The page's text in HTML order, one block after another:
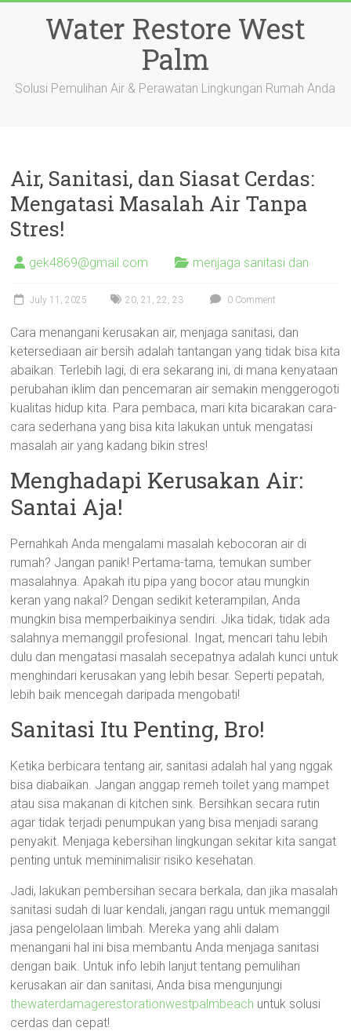
Water Restore West
Palm
Solusi Pemulihan Air & Perawatan Lingkungan Rumah Anda
Air, Sanitasi, dan Siasat Cerdas:
Mengatasi Masalah Air Tanpa
Stres!
gek4869@gmail.com menjaga sanitasi dan
July 11, 2025 20,21 ,22 ,23 0 Comment
Cara menangani kerusakan air, menjaga sanitasi, dan
ketersediaan air bersih adalah tantangan yang tidak bisa kita
abaikan. Terlebih lagi, di era sekarang ini, di mana kenyataan
perubahan iklim dan pencemaran air semakin menggerogoti
kualitas hidup kita. Para pembaca, mari kita bicarakan cara-
cara sederhana yang bisa kita lakukan untuk mengatasi
masalah air yang kadang bikin stres!
Menghadapi Kerusakan Air:
Santai Aja!
Pernahkah Anda mengalami masalah kebocoran air di
rumah? Jangan panik! Pertama-tama, temukan sumber
masalahnya. Apakah itu pipa yang bocor atau mungkin
keran yang nakal? Dengan sedikit keterampilan, Anda
mungkin bisa memperbaikinya sendiri. Jika tidak, tidak ada
salahnya memanggil profesional. Ingat, mencari tahu lebih
dulu dan mengatasi masalah secepatnya adalah kunci untuk
menghindari kerusakan yang lebih besar. Seperti pepatah,
lebih baik mencegah daripada mengobati!
Sanitasi Itu Penting, Bro!
Ketika berbicara tentang air, sanitasi adalah hal yang nggak
bisa diabaikan. Jangan anggap remeh toilet yang mampet
atau sisa makanan di kitchen sink. Bersihkan secara rutin
agar tidak terjadi penumpukan yang bisa menjadi sarang
penyakit. Menjaga kebersihan lingkungan sekitar kita sangat
penting untuk meminimalisir risiko kesehatan.
Jadi, lakukan pembersihan secara berkala, dan jika masalah
sanitasi sudah di luar kendali, jangan ragu untuk memanggil
jasa pengelolaan limbah. Mereka yang ahli dalam
menangani hal ini bisa membantu Anda menjaga sanitasi
dengan baik. Untuk info lebih lanjut tentang pemulihan
kerusakan air dan sanitasi, Anda bisa mengunjungi
thewaterdamagerestorationwestpalmbeach untuk solusi
cerdas dan cepat!